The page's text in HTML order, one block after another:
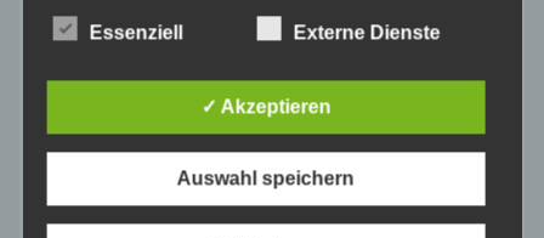
Juli 2024
Juni 2024
April 2024
die sich auf eine natürliche Person beziehen,
zu bewerten, insbesondere, um Aspekte
Lage, Gesundheit, persönlicher Vorlieben,
Interessen, Zuverlässigkeit, Verhalten,
Aufenthaltsort oder Ortswechsel dieser
natürlichen Person zu analysieren oder
vorherzusagen.
f) Pseudonymisierung
Essenziell Externe Dienste
✓ Akzeptieren
Auswahl speichern